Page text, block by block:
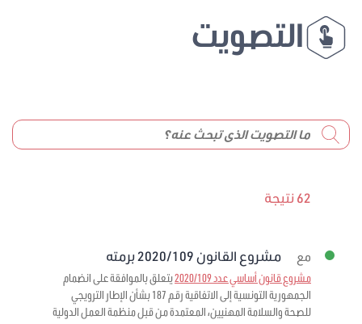
التصويت
62 نتيجة
مع مشروع القانون 2020/109 برمته
مشروع قانون أساسي عدد 2020/109
يتعلق بالموافقة على انضمام
الجمهورية التونسية إلى الاتفاقية رقم 187 بشأن الإطار الترويجي
للصحة والسلامة المهنيين، المعتمدة من قبل منظمة العمل الدولية